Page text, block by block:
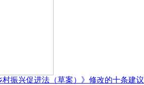
村振兴促进法（草案）》修改的十条建议